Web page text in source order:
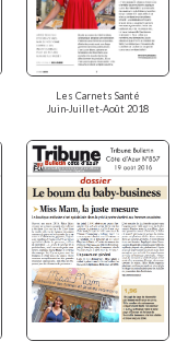
Les Carnets Santé
Juin-Juillet-Août 2018